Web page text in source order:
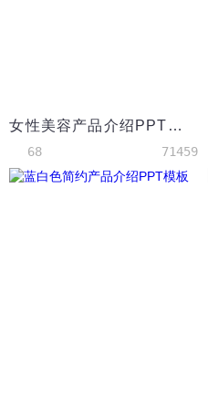
女性美容产品介绍PPT模板
68 71459